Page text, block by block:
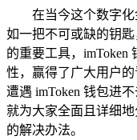
在当今这个数字
如一把不可或缺的钥
的重要工具，imToken
性，赢得了广大用户
遭遇 imToken 钱包进
就为大家全面且详细
的解决办法。